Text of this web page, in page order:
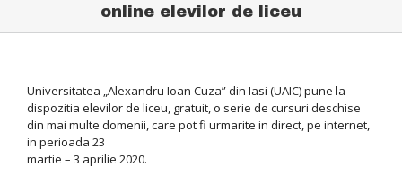
online elevilor de liceu
Universitatea „Alexandru Ioan Cuza” din Iasi (UAIC) pune la
dispozitia elevilor de liceu, gratuit, o serie de cursuri deschise
din mai multe domenii, care pot fi urmarite in direct, pe internet,
in perioada 23
martie – 3 aprilie 2020.